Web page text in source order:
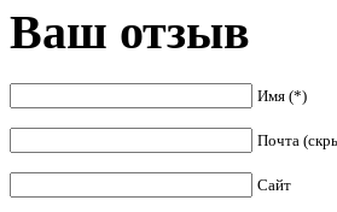
Ваш отзыв
Имя (*)
Почта
Сайт